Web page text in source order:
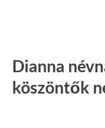
Dianna
köszöntők